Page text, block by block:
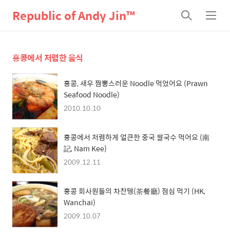
Republic of Andy Jin™
검
색
메
뉴
홍콩에서 저렴한 음식
홍콩, 새우 짬뽕스러운 Noodle 먹었어요 (Prawn
Seafood Noodle)
2010.10.10
홍콩에서 저렴하게 얼큰한 중국 쌀국수 먹어요 (南
記, Nam Kee)
2009.12.11
홍콩 회사원들의 차찬텡(茶餐廳) 점심 먹기 (HK,
Wanchai)
2009.10.07